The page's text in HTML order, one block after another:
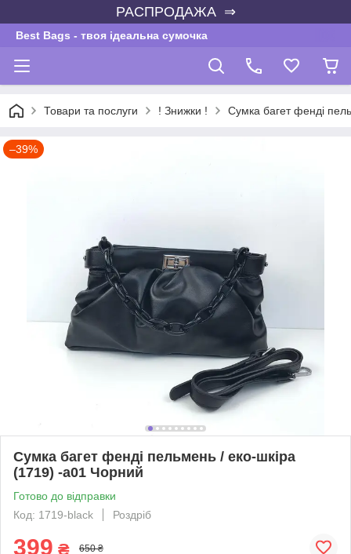
РАСПРОДАЖА ⇒
Best Bags - твоя ідеальна сумочка
Товари та послуги ! Знижки ! Сумка багет фенді
–39%
Сумка багет фенді пельмень / еко-шкіра
(1719) -а01 Чорний
Готово до відправки
Код: 1719-black
Роздріб
399 ₴ 650 ₴